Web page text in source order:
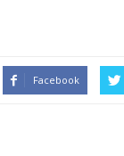
Facebook